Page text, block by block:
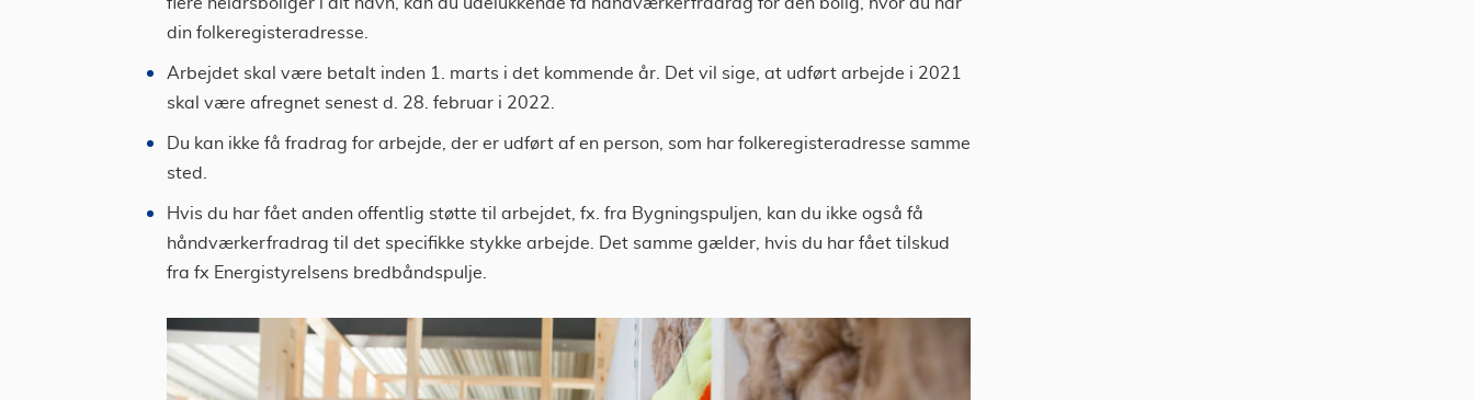
din folkeregisteradresse.
Arbejdet skal være betalt inden 1. marts i det kommende år. Det vil sige, at udført arbejde i 2021
skal være afregnet senest d. 28. februar i 2022.
Du kan ikke få fradrag for arbejde, der er udført af en person, som har folkeregisteradresse samme
sted.
Hvis du har fået anden offentlig støtte til arbejdet, fx. fra Bygningspuljen, kan du ikke også få
håndværkerfradrag til det specifikke stykke arbejde. Det samme gælder, hvis du har fået tilskud
fra fx Energistyrelsens bredbåndspulje.